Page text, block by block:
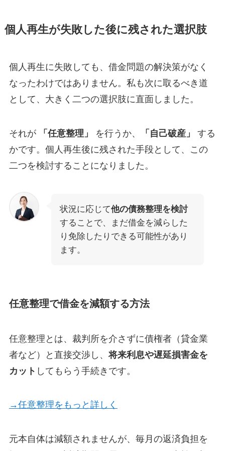
個人再生が失敗した後に残された選択肢
個人再生に失敗しても、借金問題の解決策がなく
なったわけではありません。私も次に取るべき道
として、大きく二つの選択肢に直面しました。
それが 「任意整理」 を行うか、 「自己破産」
する
かです。個人再生後に残された手段として、この
二つを検討することになりました。
状況に応じて他の債務整理を検討
することで、まだ借金を減らした
り免除したりできる可能性があり
ます。
任意整理で借金を減額する方法
任意整理とは、裁判所を介さずに債権者（貸金業
者など）と直接交渉し、 将来利息や遅延損害金を
カット してもらう手続きです。
→任意整理をもっと詳しく
元本自体は減額されませんが、毎月の返済負担を